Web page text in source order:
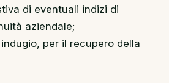
di eventuali indizi di
aziendale;
per il recupero della